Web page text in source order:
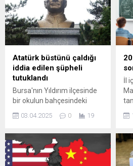
Atatürk büstünü çaldığı
iddia edilen şüpheli
tutuklandı
Bursa'nın Yıldırım ilçesinde
bir okulun bahçesindeki
Atatürk büstünü çaldığı
gerekçesiyle gözaltına
Okulun güvenlik
kamerasınca kaydedilen
görüntülerde, A.A'nın okul
03.04.2025 0 19
İl